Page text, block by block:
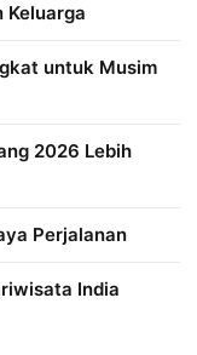
Keluarga
untuk Musim
2026 Lebih
Perjalanan
India